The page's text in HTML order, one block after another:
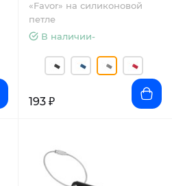
«Favor» на силиконовой
петле
В наличии-
193 ₽